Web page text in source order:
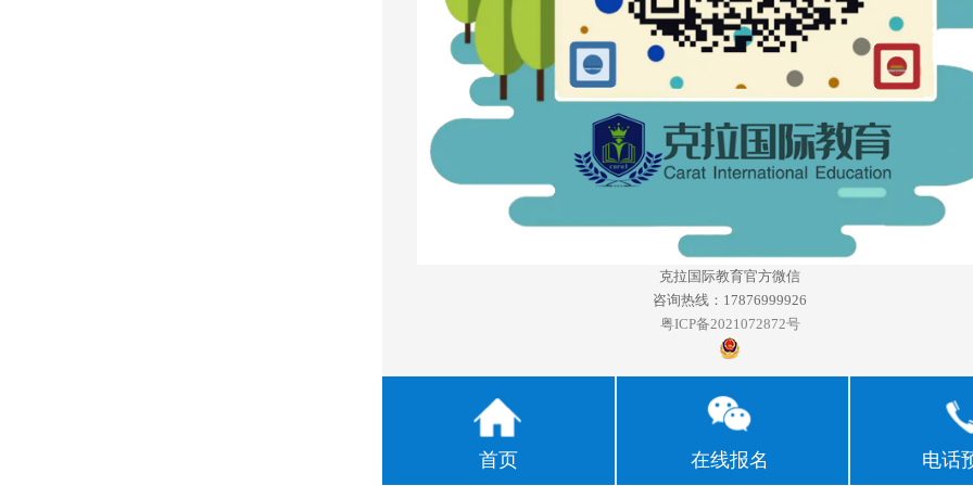
克拉国际教育官方微信
咨询热线：17876999926
粤ICP备2021072872号
首页 在线报名 电话